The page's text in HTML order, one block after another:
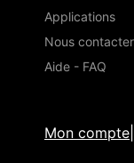
Applications
Nous contacter
Aide - FAQ
Mon compte